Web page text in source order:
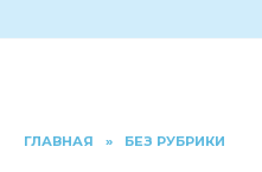
ГЛАВНАЯ » БЕЗ РУБРИКИ